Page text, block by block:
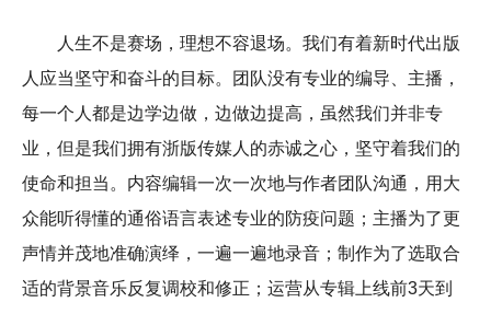
人生不是赛场，理想不容退场。我们有着新时代出版
人应当坚守和奋斗的目标。团队没有专业的编导、主播，
每一个人都是边学边做，边做边提高，虽然我们并非专
业，但是我们拥有浙版传媒人的赤诚之心，坚守着我们的
使命和担当。内容编辑一次一次地与作者团队沟通，用大
众能听得懂的通俗语言表述专业的防疫问题；主播为了更
声情并茂地准确演绎，一遍一遍地录音；制作为了选取合
适的背景音乐反复调校和修正；运营从专辑上线前3天到